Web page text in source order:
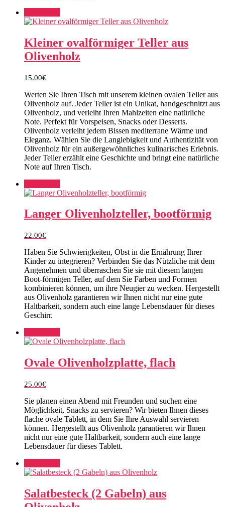
Kleiner ovalförmiger Teller aus
Olivenholz
15.00€
Werten Sie Ihren Tisch mit unserem kleinen ovalen Teller aus
Olivenholz auf. Jeder Teller ist ein Unikat, handgeschnitzt aus
Olivenholz, und verleiht Ihren Mahlzeiten eine natürliche
Note. Perfekt für Vorspeisen, Snacks oder Desserts.
Olivenholz verleiht jedem Bissen mediterrane Wärme und
Eleganz. Wählen Sie die Langlebigkeit und Authentizität von
Olivenholz für ein außergewöhnliches kulinarisches Erlebnis.
Jeder Teller erzählt eine Geschichte und bringt eine natürliche
Note auf Ihren Tisch.
Langer Olivenholzteller, bootförmig
22.00€
Haben Sie Schwierigkeiten, Obst in die Ernährung Ihrer
Kinder zu integrieren? Verbinden Sie das Nützliche mit dem
Angenehmen und überraschen Sie sie mit diesem langen
Boot-förmigen Teller, auf dem Sie Farben und Formen
kombinieren können, um ihre Neugier zu wecken. Hergestellt
aus Olivenholz garantieren wir Ihnen nicht nur eine gute
Haltbarkeit, sondern auch eine lange Lebensdauer für dieses
Geschirr.
Ovale Olivenholzplatte, flach
25.00€
Sie planen einen Abend mit Freunden und suchen eine
Möglichkeit, Snacks zu servieren? Wir bieten Ihnen dieses
flache ovale Tablett, in dem Sie Ihre Auswahl servieren
können. Hergestellt aus Olivenholz garantieren wir Ihnen
nicht nur eine gute Haltbarkeit, sondern auch eine lange
Lebensdauer für dieses Tablett.
Salatbesteck (2 Gabeln) aus